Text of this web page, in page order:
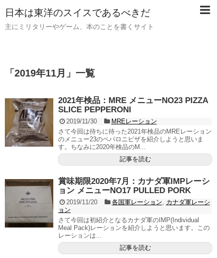
日本は東洋のスイスであるべきだ
主にミリタリーやゲーム、本のことを書くサイト
「 2019年11月 」 一覧
2021年検品：MRE メニューNO23 PIZZA
SLICE PEPPERONI
2019/11/30
MREレーション
さて今回は待ちに待った2021年検品のMREレーション
のメニュー23のペパロニピザを紹介しようと思いま
す。ちなみに2020年検品のM...
記事を読む
賞味期限2020年7月：カナダ軍IMPレーシ
ョン メニューNO17 PULLED PORK
2019/11/20 各国軍レーション
カナダ軍レーシ
ョン
さて今回は初紹介となるカナダ軍のIMP(Individual
Meal Pack)レーションを紹介しようと思います。この
レーションは...
記事を読む